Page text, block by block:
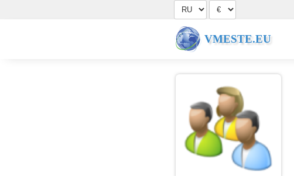
VMESTE.EU